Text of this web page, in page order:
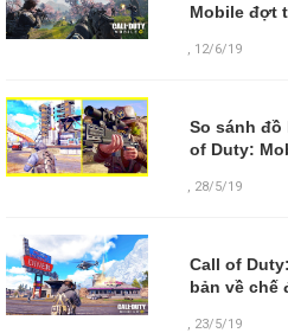
Mobile đợt
, 12/6/19
So sánh đồ
of Duty:
, 28/5/19
Call of
bản về chế
, 23/5/19